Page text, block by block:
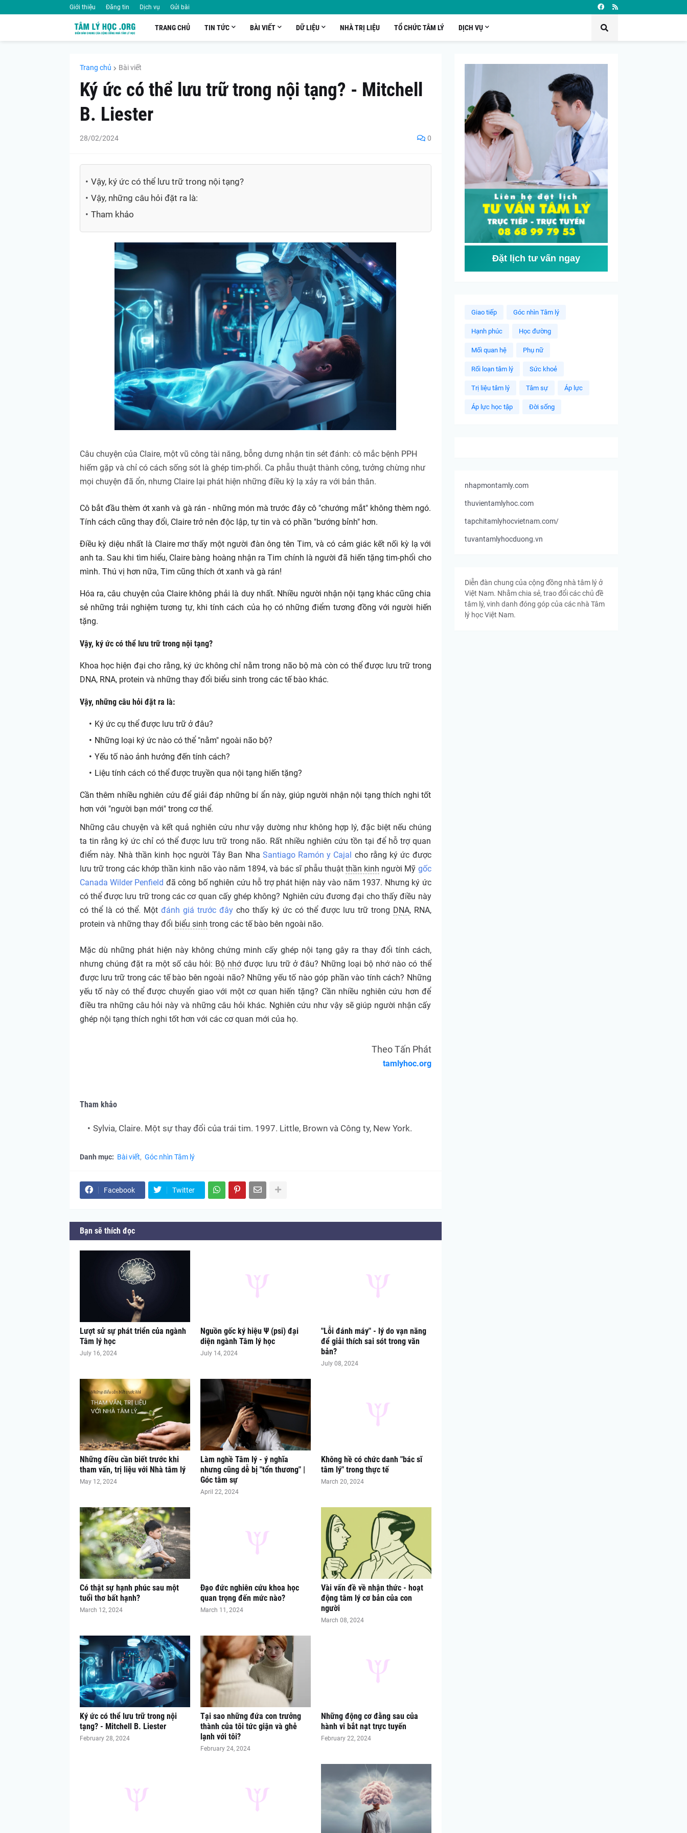
Giới thiệu Đăng tin Dịch vụ Gửi bài
TRANG CHỦ TIN TỨC BÀI VIẾT DỮ LIỆU NHÀ TRỊ LIỆU TỔ CHỨC TÂM LÝ DỊCH VỤ
Trang chủ Bài viết
Ký ức có thể lưu trữ trong nội tạng? - Mitchell
B. Liester
28/02/2024 0
Vậy, ký ức có thể lưu trữ trong nội tạng?
Vậy, những câu hỏi đặt ra là:
Tham khảo
Câu chuyện của Claire, một vũ công tài năng, bỗng dưng nhận tin sét đánh: cô mắc bệnh PPH
hiếm gặp và chỉ có cách sống sót là ghép tim-phổi. Ca phẫu thuật thành công, tưởng chừng như
mọi chuyện đã ổn, nhưng Claire lại phát hiện những điều kỳ lạ xảy ra với bản thân.
Cô bắt đầu thèm ớt xanh và gà rán - những món mà trước đây cô "chướng mắt" không thèm ngó.
Tính cách cũng thay đổi, Claire trở nên độc lập, tự tin và có phần "bướng bỉnh" hơn.
Điều kỳ diệu nhất là Claire mơ thấy một người đàn ông tên Tim, và có cảm giác kết nối kỳ lạ với
anh ta. Sau khi tìm hiểu, Claire bàng hoàng nhận ra Tim chính là người đã hiến tặng tim-phổi cho
mình. Thú vị hơn nữa, Tim cũng thích ớt xanh và gà rán!
Hóa ra, câu chuyện của Claire không phải là duy nhất. Nhiều người nhận nội tạng khác cũng chia
sẻ những trải nghiệm tương tự, khi tính cách của họ có những điểm tương đồng với người hiến
tặng.
Vậy, ký ức có thể lưu trữ trong nội tạng?
Khoa học hiện đại cho rằng, ký ức không chỉ nằm trong não bộ mà còn có thể được lưu trữ trong
DNA, RNA, protein và những thay đổi biểu sinh trong các tế bào khác.
Vậy, những câu hỏi đặt ra là:
Ký ức cụ thể được lưu trữ ở đâu?
Những loại ký ức nào có thể "nằm" ngoài não bộ?
Yếu tố nào ảnh hưởng đến tính cách?
Liệu tính cách có thể được truyền qua nội tạng hiến tặng?
Cần thêm nhiều nghiên cứu để giải đáp những bí ẩn này, giúp người nhận nội tạng thích nghi tốt
hơn với "người bạn mới" trong cơ thể.
Những câu chuyện và kết quả nghiên cứu như vậy dường như không hợp lý, đặc biệt nếu chúng
ta tin rằng ký ức chỉ có thể được lưu trữ trong não. Rất nhiều nghiên cứu tồn tại để hỗ trợ quan
điểm này. Nhà thần kinh học người Tây Ban Nha Santiago Ramón y Cajal cho rằng ký ức được
lưu trữ trong các khớp thần kinh não vào năm 1894, và bác sĩ phẫu thuật thần kinh người Mỹ gốc
Canada Wilder Penfield đã công bố nghiên cứu hỗ trợ phát hiện này vào năm 1937. Nhưng ký ức
có thể được lưu trữ trong các cơ quan cấy ghép không? Nghiên cứu đương đại cho thấy điều này
có thể là có thể. Một đánh giá trước đâycho thấy ký ức có thể được lưu trữ trong DNA, RNA,
protein và những thay đổi biểu sinh trong các tế bào bên ngoài não.
Mặc dù những phát hiện này không chứng minh cấy ghép nội tạng gây ra thay đổi tính cách,
nhưng chúng đặt ra một số câu hỏi: Bộ nhớđược lưu trữ ở đâu? Những loại bộ nhớ nào có thể
được lưu trữ trong các tế bào bên ngoài não? Những yếu tố nào góp phần vào tính cách? Những
yếu tố này có thể được chuyển giao với một cơ quan hiến tặng? Cần nhiều nghiên cứu hơn để
điều tra những câu hỏi này và những câu hỏi khác. Nghiên cứu như vậy sẽ giúp người nhận cấy
ghép nội tạng thích nghi tốt hơn với các cơ quan mới của họ.
Theo Tấn Phát
tamlyhoc.org
Tham khảo
Sylvia, Claire. Một sự thay đổi của trái tim. 1997. Little, Brown và Công ty, New York.
Danh mục: Bài viết Góc nhìn Tâm lý
Facebook Twitter
Bạn sẽ thích đọc
Lượt sử sự phát triển của ngành
Tâm lý học
July 16, 2024
Nguồn gốc ký hiệu Ψ (psi) đại
diện ngành Tâm lý học
July 14, 2024
"Lỗi đánh máy" - lý do vạn năng
để giải thích sai sót trong văn
bản?
July 08, 2024
Những điều cần biết trước khi
tham vấn, trị liệu với Nhà tâm lý
May 12, 2024
Làm nghề Tâm lý - ý nghĩa
nhưng cũng dễ bị "tổn thương" |
Góc tâm sự
April 22, 2024
Không hề có chức danh "bác sĩ
tâm lý" trong thực tế
March 20, 2024
Có thật sự hạnh phúc sau một
tuổi thơ bất hạnh?
March 12, 2024
Đạo đức nghiên cứu khoa học
quan trọng đến mức nào?
March 11, 2024
Vài vấn đề về nhận thức - hoạt
động tâm lý cơ bản của con
người
March 08, 2024
Ký ức có thể lưu trữ trong nội
tạng? - Mitchell B. Liester
February 28, 2024
Tại sao những đứa con trưởng
thành của tôi tức giận và ghẻ
lạnh với tôi?
February 24, 2024
Những động cơ đằng sau của
hành vi bắt nạt trực tuyến
February 22, 2024
Đặt lịch tư vấn ngay
Giao tiếp Góc nhìn Tâm lý
Hạnh phúc Học đường
Mối quan hệ Phụ nữ
Rối loạn tâm lý Sức khoẻ
Trị liệu tâm lý Tâm sự Áp lực
Áp lực học tập Đời sống
nhapmontamly.com
thuvientamlyhoc.com
tapchitamlyhocvietnam.com/
tuvantamlyhocduong.vn
Diễn đàn chung của cộng đồng nhà tâm lý ở
Việt Nam. Nhằm chia sẻ, trao đổi các chủ đề
tâm lý, vinh danh đóng góp của các nhà Tâm
lý học Việt Nam.